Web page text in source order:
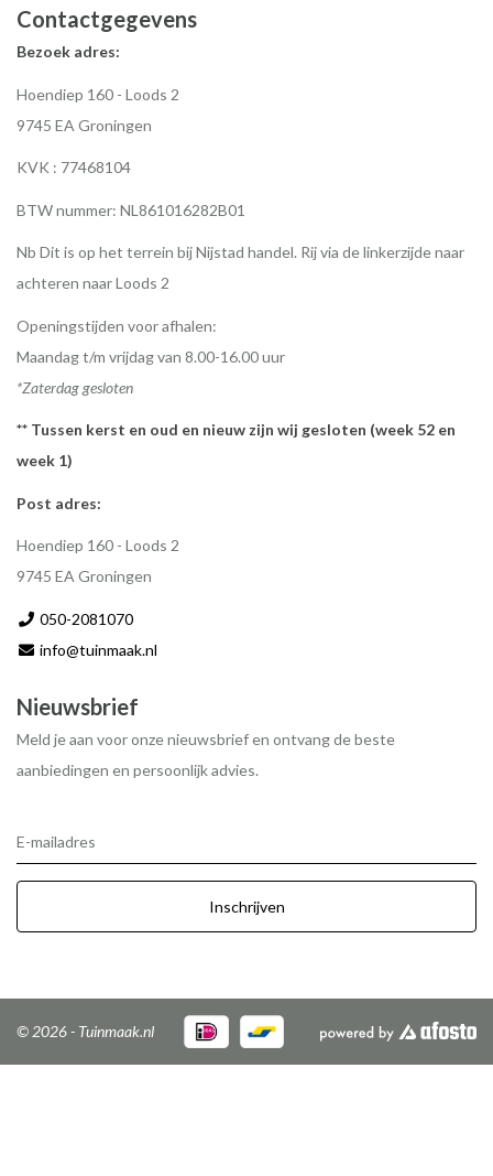
Contactgegevens
Bezoek adres:
Hoendiep 160 - Loods 2
9745 EA Groningen
KVK : 77468104
BTW nummer: NL861016282B01
Nb Dit is op het terrein bij Nijstad handel. Rij via de linkerzijde naar
achteren naar Loods 2
Openingstijden voor afhalen:
Maandag t/m vrijdag van 8.00-16.00 uur
*Zaterdag gesloten
** Tussen kerst en oud en nieuw zijn wij gesloten (week 52 en
week 1)
Post adres:
Hoendiep 160 - Loods 2
9745 EA Groningen
050-2081070
info@tuinmaak.nl
Nieuwsbrief
Meld je aan voor onze nieuwsbrief en ontvang de beste
aanbiedingen en persoonlijk advies.
E-mailadres
Inschrijven
© 2026 - Tuinmaak.nl